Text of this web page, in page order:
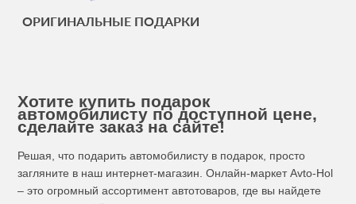
ОРИГИНАЛЬНЫЕ ПОДАРКИ
Хотите купить подарок
автомобилисту по доступной цене,
сделайте заказ на сайте!
Решая, что подарить автомобилисту в подарок, просто
загляните в наш интернет-магазин. Онлайн-маркет Avto-Hol
– это огромный ассортимент автотоваров, где вы найдете